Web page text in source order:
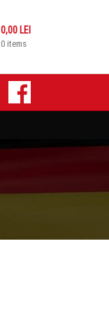
0 items
0,00 LEI